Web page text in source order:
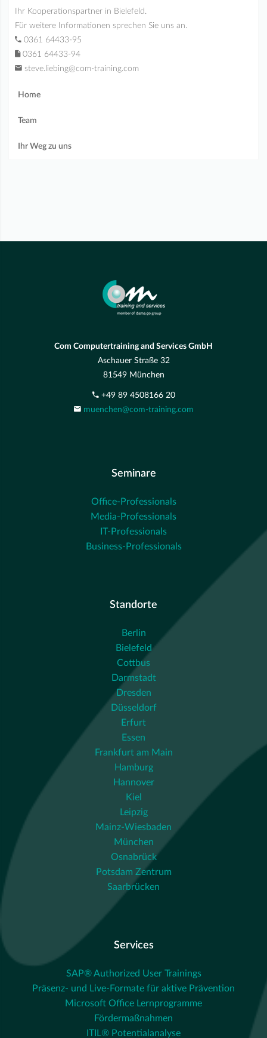
Ihr Kooperationspartner in Bielefeld.
Für weitere Informationen sprechen Sie uns an.
0361 64433-95
0361 64433-94
steve.liebing@com-training.com
Home
Team
Ihr Weg zu uns
Com Computertraining and Services GmbH
Aschauer Straße 32
81549 München
+49 89 4508166 20
muenchen@com-training.com
Seminare
Office-Professionals
Media-Professionals
IT-Professionals
Business-Professionals
Standorte
Berlin
Bielefeld
Cottbus
Darmstadt
Dresden
Düsseldorf
Erfurt
Essen
Frankfurt am Main
Hamburg
Hannover
Kiel
Leipzig
Mainz-Wiesbaden
München
Osnabrück
Potsdam Zentrum
Saarbrücken
Services
SAP® Authorized User Trainings
Präsenz- und Live-Formate für aktive Prävention
Microsoft Office Lernprogramme
Fördermaßnahmen
ITIL® Potentialanalyse